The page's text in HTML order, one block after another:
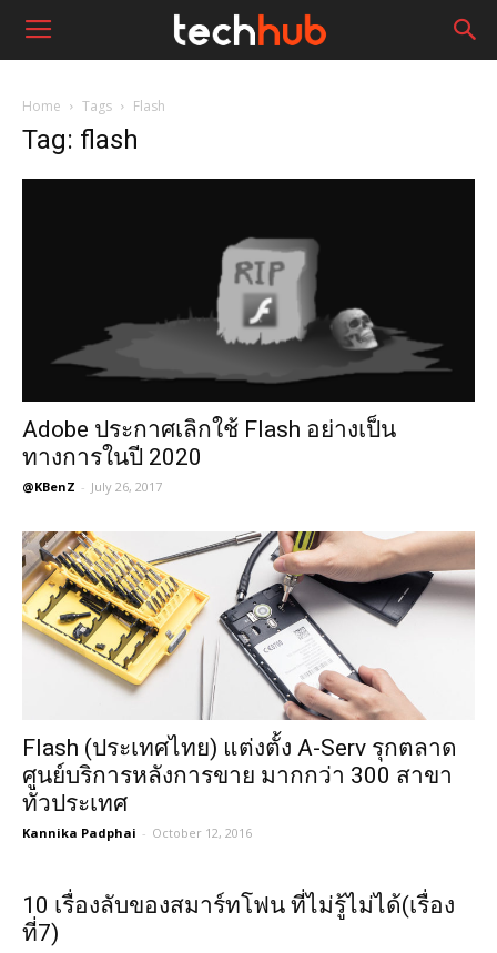
Home Tags Flash
Tag: flash
Adobe ประกาศเลิกใช้ Flash อย่างเป็น
ทางการในปี 2020
@KBenZ - July 26, 2017
Flash (ประเทศไทย) แต่งตั้ง A-Serv รุกตลาด
ศูนย์บริการหลังการขาย มากกว่า 300 สาขา
ทั่วประเทศ
Kannika Padphai - October 12, 2016
10 เรื่องลับของสมาร์ทโฟน ที่ไม่รู้ไม่ได้(เรื่อง
ที่7)